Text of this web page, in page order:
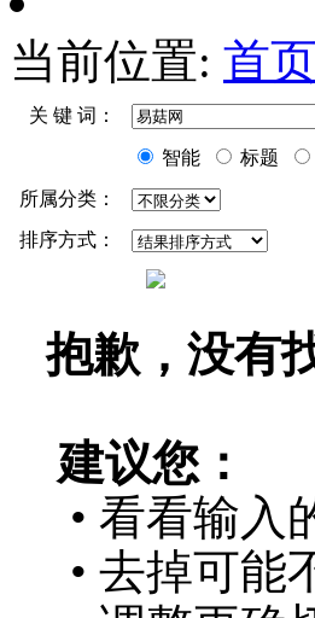
当前位置: 首页
关 键 词：
智能 标题
所属分类：
排序方式：
抱歉，没有
建议您：
• 看看输入
• 去掉可能